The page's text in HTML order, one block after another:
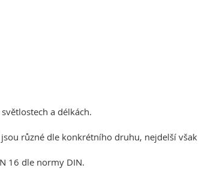
a délkách.
různé dle konkrétního druhu, nejdelší však
16 dle normy DIN.